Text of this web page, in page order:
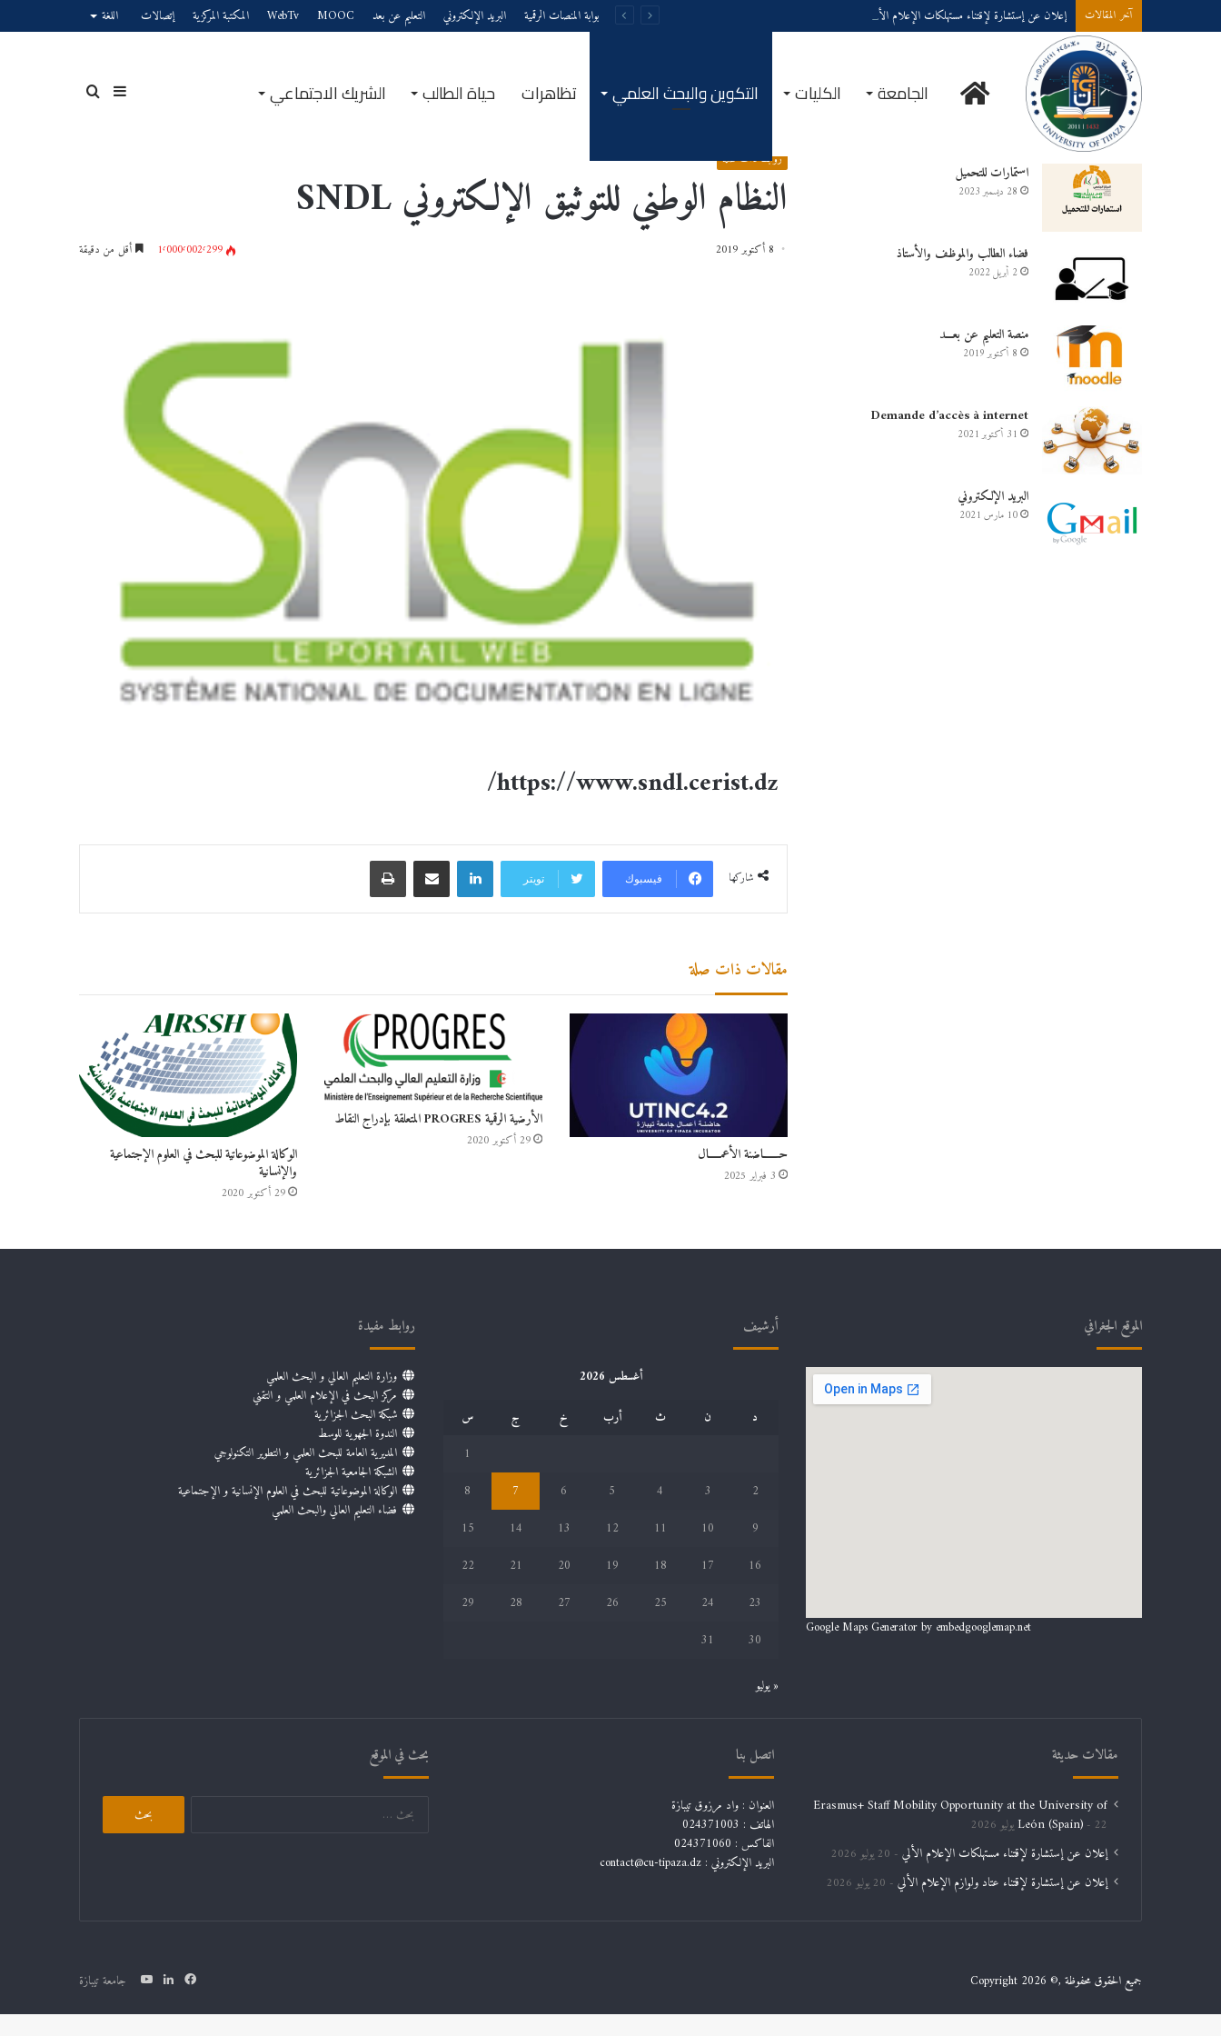
آخر المقالات إعلان عن إستشارة لإقتناء مستهلكات الإعلام الألي بوابة المنصات الرقمية البريد الإلكتروني التعليم عن بعد MOOC
WebTv المكتبة المركزية إتصالات اللغة
الجامعة الكليات التكوين والبحث العلمي تظاهرات حياة الطالب الشريك الاجتماعي
روابط ذات صلة
النظام الوطني للتوثيق الإلكتروني SNDL
8 أكتوبر 2019 1٬000٬002٬299 أقل من دقيقة
https://www.sndl.cerist.dz/
شاركها فيسبوك تويتر
مقالات ذات صلة
حـــــــاضنة الأعمـــــال
3 فبراير 2025
الأرضية الرقمية PROGRES المتعلقة بإدراج النقاط
29 أكتوبر 2020
الوكالة الموضوعاتية للبحث في العلوم الإجتماعية
والإنسانية
29 أكتوبر 2020
خدمــــات على الخـط
استمارات للتحميل
28 ديسمبر 2023
فضاء الطالب والموظف والأستاذ
2 أبريل 2022
منصة التعليم عن بعـــد
8 أكتوبر 2019
Demande d’accès à internet
31 أكتوبر 2021
البريد الإلكتروني
10 مارس 2021
الموقع الجغرافي
Google Maps Generator by embedgooglemap.net
أرشيف
أغسطس 2026
د
ن ث أرب خ ج
س
1
2
3
4
5
6
7
8
9
10
11
12
13
14
15
16
17
18
19
20
21
22
23
24
25
26
27
28
29
30
31
« يوليو
روابط مفيدة
وزارة التعليم العالي و البحث العلمي
مركز البحث في الإعلام العلمي و التقني
شبكة البحث الجزائرية
الندوة الجهوية للوسط
المديرية العامة للبحث العلمي و التطوير التكنولوجي
الشبكة الجامعية الجزائرية
الوكالة الموضوعاتية للبحث في العلوم الإنسانية و الإجتماعية
فضاء التعليم العالي والبحث العلمي
مقالات حديثة
Erasmus+ Staff Mobility Opportunity at the University of
León (Spain)
22 يوليو 2026
إعلان عن إستشارة لإقتناء مستهلكات الإعلام الألي 20 يوليو 2026
إعلان عن إستشارة لإقتناء عتاد ولوازم الإعلام الألي 20 يوليو 2026
اتصل بنا
العنوان : واد مرزوق تيبازة
الهاتف : 024371003
الفاكس : 024371060
البريد الإلكتروني :contact@cu-tipaza.dz
بحث في الموقع
جميع الحقوق محفوظة ,© Copyright 2026 جامعة تيبازة